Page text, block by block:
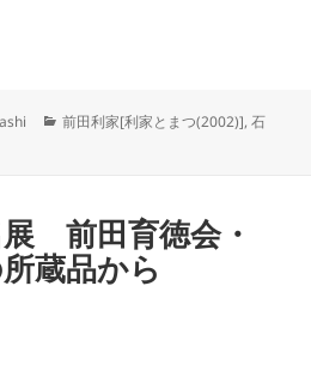
生きた時代 戦い・くらし・女たち
カ
前田利家[利家とまつ(2002)],石
前田育徳会・
蔵品から